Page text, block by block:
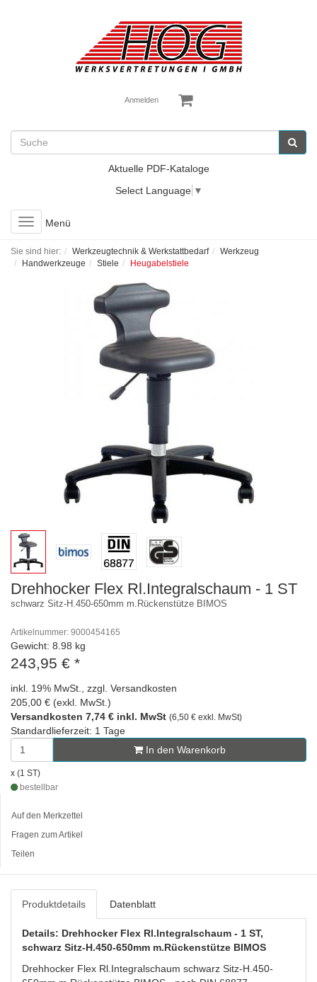
Anmelden
Aktuelle PDF-Kataloge
Select Language ▼
Toggle
navigation
Menü
Sie sind hier: Werkzeugtechnik & Werkstattbedarf
Werkzeug
Handwerkzeuge
Stiele Heugabelstiele
Drehhocker Flex Rl.Integralschaum - 1 ST
schwarz Sitz-H.450-650mm m.Rückenstütze BIMOS
Artikelnummer: 9000454165
Gewicht: 8.98 kg
243,95 € *
inkl. 19% MwSt., zzgl. Versandkosten
205,00 € (exkl. MwSt.)
Versandkosten 7,74 € inkl. MwSt (6,50 € exkl. MwSt)
Standardlieferzeit: 1 Tage
In den Warenkorb
x (1 ST)
bestellbar
Auf den Merkzettel
Fragen zum Artikel
Teilen
Produktdetails Datenblatt
Details: Drehhocker Flex Rl.Integralschaum - 1 ST,
schwarz Sitz-H.450-650mm m.Rückenstütze BIMOS
Drehhocker Flex Rl.Integralschaum schwarz Sitz-H.450-